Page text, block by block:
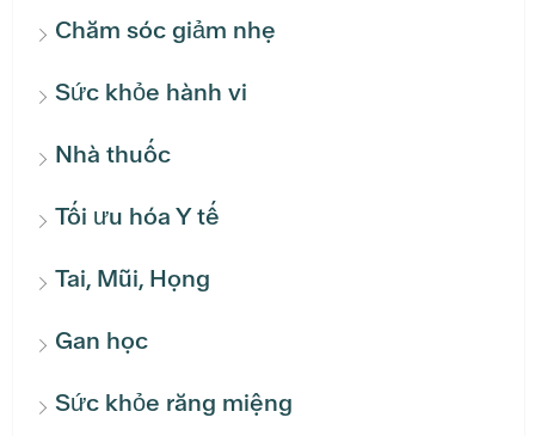
Chăm sóc giảm nhẹ
Sức khỏe hành vi
Nhà thuốc
Tối ưu hóa Y tế
Tai, Mũi, Họng
Gan học
Sức khỏe răng miệng